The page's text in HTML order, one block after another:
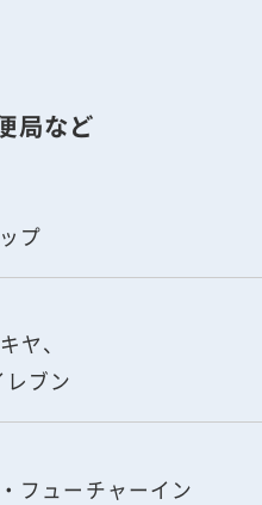
局など
プ
ヤ、
ブン
フューチャーイン